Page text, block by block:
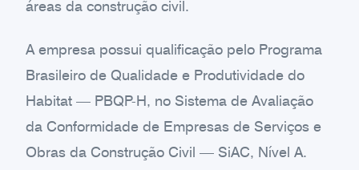
áreas da construção civil.
A empresa possui qualificação pelo Programa
Brasileiro de Qualidade e Produtividade do
Habitat — PBQP-H, no Sistema de Avaliação
da Conformidade de Empresas de Serviços e
Obras da Construção Civil — SiAC, Nível A.